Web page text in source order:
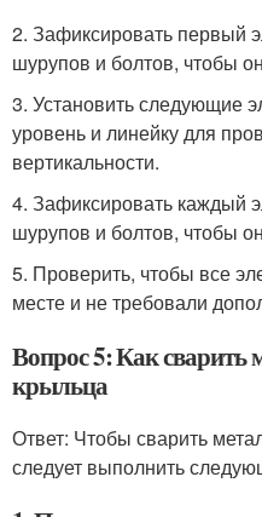
2. Зафиксировать первый
шурупов и болтов, чтобы
3. Установить следующие
уровень и линейку для
вертикальности.
4. Зафиксировать каждый
шурупов и болтов, чтобы
5. Проверить, чтобы все
месте и не требовали
Вопрос 5: Как сварить
крыльца
Ответ: Чтобы сварить
следует выполнить